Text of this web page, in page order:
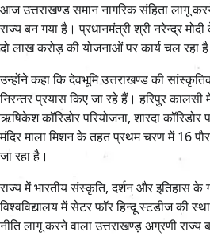
आज उत्तराखण्ड समान नागरिक संहिता लागू
राज्य बन गया है। प्रधानमंत्री श्री नरेन्द्र
दो लाख करोड़ की योजनाओं पर कार्य चल रहा
उन्होंने कहा कि देवभूमि उत्तराखण्ड की
निरन्तर प्रयास किए जा रहे हैं। हरिपुर कालसी
ऋषिकेश कॉरिडोर परियोजना, शारदा
मंदिर माला मिशन के तहत प्रथम चरण में 16
जा रहा है।
राज्य में भारतीय संस्कृति, दर्शन और इतिहास
विश्वविद्यालय में सेटर फॉर हिन्दू स्टडीज की
नीति लागू करने वाला उत्तराखण्ड़ अग्रणी राज्य